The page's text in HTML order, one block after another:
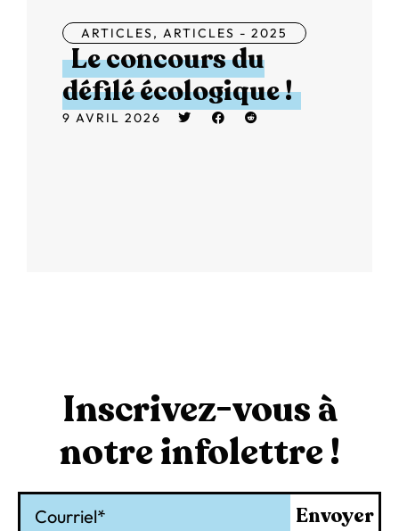
ARTICLES, ARTICLES - 2025
Le concours du
défilé écologique !
9 AVRIL 2026
Inscrivez-vous à
notre infolettre !
Envoyer